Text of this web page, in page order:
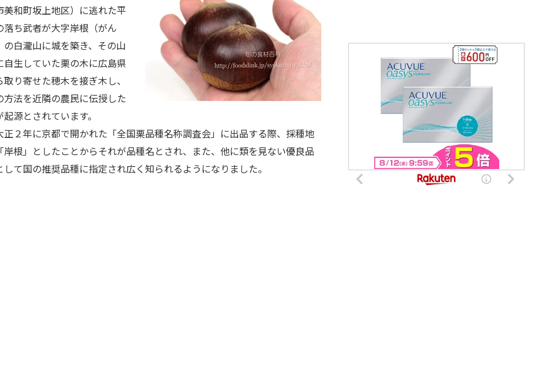
美和町坂上地区）に逃れた平
落ち武者が大字岸根（がん
の白瀧山に城を築き、その山
自生していた栗の木に広島県
取り寄せた穂木を接ぎ木し、
方法を近隣の農民に伝授した
起源とされています。
２年に京都で開かれた「全国栗品種名称調査会」に出品する際、採種地
岸根」としたことからそれが品種名とされ、また、他に類を見ない優良品
して国の推奨品種に指定され広く知られるようになりました。